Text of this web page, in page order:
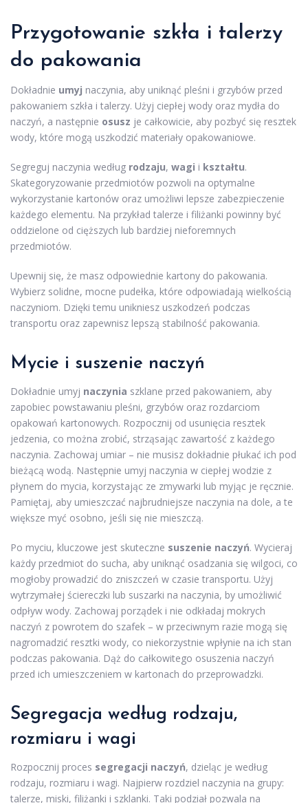
Przygotowanie szkła i talerzy
do pakowania
Dokładnie umyj naczynia, aby uniknąć pleśni i grzybów przed
pakowaniem szkła i talerzy. Użyj ciepłej wody oraz mydła do
naczyń, a następnie osusz je całkowicie, aby pozbyć się resztek
wody, które mogą uszkodzić materiały opakowaniowe.
Segreguj naczynia według rodzaju, wagi i kształtu.
Skategoryzowanie przedmiotów pozwoli na optymalne
wykorzystanie kartonów oraz umożliwi lepsze zabezpieczenie
każdego elementu. Na przykład talerze i filiżanki powinny być
oddzielone od cięższych lub bardziej nieforemnych
przedmiotów.
Upewnij się, że masz odpowiednie kartony do pakowania.
Wybierz solidne, mocne pudełka, które odpowiadają wielkością
naczyniom. Dzięki temu unikniesz uszkodzeń podczas
transportu oraz zapewnisz lepszą stabilność pakowania.
Mycie i suszenie naczyń
Dokładnie umyj naczynia szklane przed pakowaniem, aby
zapobiec powstawaniu pleśni, grzybów oraz rozdarciom
opakowań kartonowych. Rozpocznij od usunięcia resztek
jedzenia, co można zrobić, strząsając zawartość z każdego
naczynia. Zachowaj umiar – nie musisz dokładnie płukać ich pod
bieżącą wodą. Następnie umyj naczynia w ciepłej wodzie z
płynem do mycia, korzystając ze zmywarki lub myjąc je ręcznie.
Pamiętaj, aby umieszczać najbrudniejsze naczynia na dole, a te
większe myć osobno, jeśli się nie mieszczą.
Po myciu, kluczowe jest skuteczne suszenie naczyń. Wycieraj
każdy przedmiot do sucha, aby uniknąć osadzania się wilgoci, co
mogłoby prowadzić do zniszczeń w czasie transportu. Użyj
wytrzymałej ściereczki lub suszarki na naczynia, by umożliwić
odpływ wody. Zachowaj porządek i nie odkładaj mokrych
naczyń z powrotem do szafek – w przeciwnym razie mogą się
nagromadzić resztki wody, co niekorzystnie wpłynie na ich stan
podczas pakowania. Dąż do całkowitego osuszenia naczyń
przed ich umieszczeniem w kartonach do przeprowadzki.
Segregacja według rodzaju,
rozmiaru i wagi
Rozpocznij proces segregacji naczyń, dzieląc je według
rodzaju, rozmiaru i wagi. Najpierw rozdziel naczynia na grupy:
talerze, miski, filiżanki i szklanki. Taki podział pozwala na